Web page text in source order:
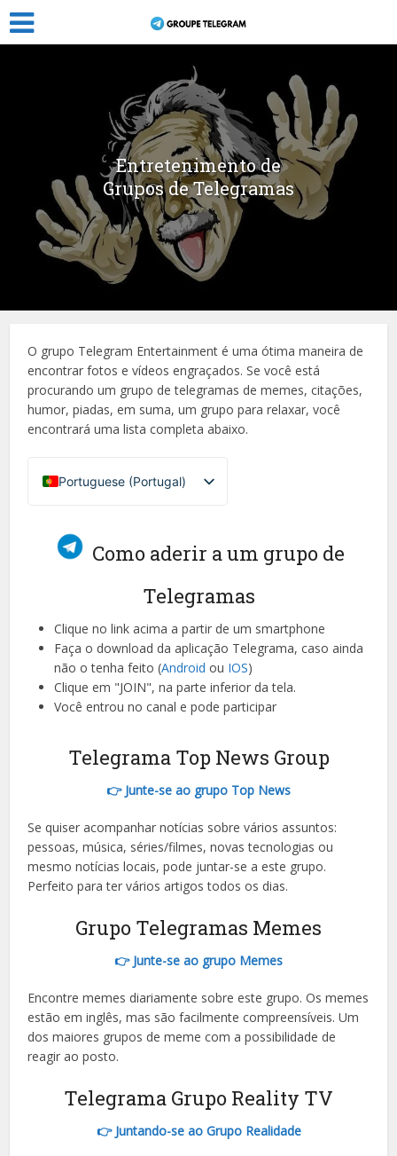
Entretenimento de
Grupos de Telegramas
O grupo Telegram Entertainment é uma ótima maneira de
encontrar fotos e vídeos engraçados. Se você está
procurando um grupo de telegramas de memes, citações,
humor, piadas, em suma, um grupo para relaxar, você
encontrará uma lista completa abaixo.
Portuguese (Portugal)
French (France)
English
Spanish
Greek
Chinese
Japanese
Bulgarian
Danish
Swedish
Finnish
Ukrainian
Turkish
Dutch
Como aderir a um grupo de
Telegramas
Clique no link acima a partir de um smartphone
Faça o download da aplicação Telegrama, caso ainda
não o tenha feito (Android ou IOS)
Clique em "JOIN", na parte inferior da tela.
Você entrou no canal e pode participar
Telegrama Top News Group
👉 Junte-se ao grupo Top News
Se quiser acompanhar notícias sobre vários assuntos:
pessoas, música, séries/filmes, novas tecnologias ou
mesmo notícias locais, pode juntar-se a este grupo.
Perfeito para ter vários artigos todos os dias.
Grupo Telegramas Memes
👉 Junte-se ao grupo Memes
Encontre memes diariamente sobre este grupo. Os memes
estão em inglês, mas são facilmente compreensíveis. Um
dos maiores grupos de meme com a possibilidade de
reagir ao posto.
Telegrama Grupo Reality TV
👉 Juntando-se ao Grupo Realidade